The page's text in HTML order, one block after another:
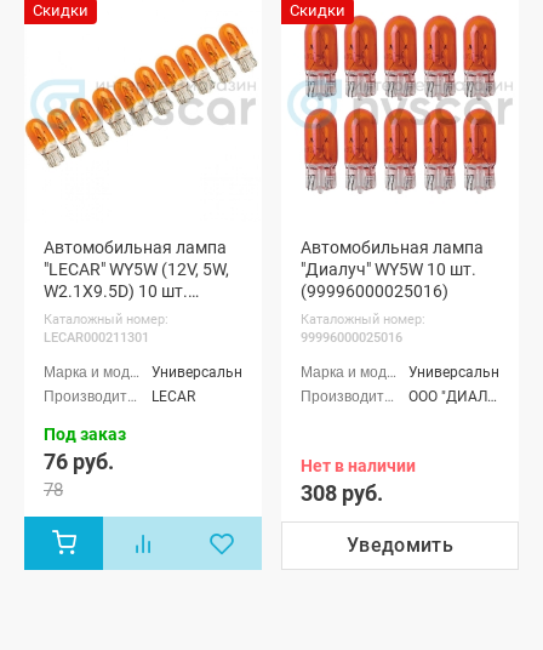
Скидки
Автомобильная лампа
"LECAR" WY5W (12V, 5W,
W2.1X9.5D) 10 шт.
(LECAR000211301)
Каталожный номер:
LECAR000211301
Универсальные
LECAR
Под заказ
76 руб.
78
Скидки
Автомобильная лампа
"Диалуч" WY5W 10 шт.
(99996000025016)
Каталожный номер:
99996000025016
Универсальные
ООО "ДИАЛАЙТ ГРУПП" г. Москва
Нет в наличии
308 руб.
Уведомить